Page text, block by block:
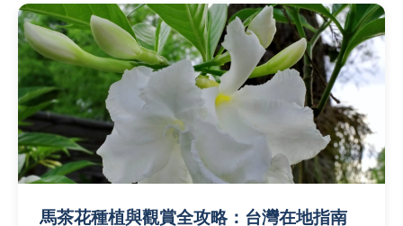
馬茶花種植與觀賞全攻略：台灣在地指南